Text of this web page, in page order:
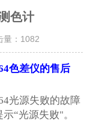
色计
： 1082
色差仪的售后
光源失败的故障
“光源失败"。